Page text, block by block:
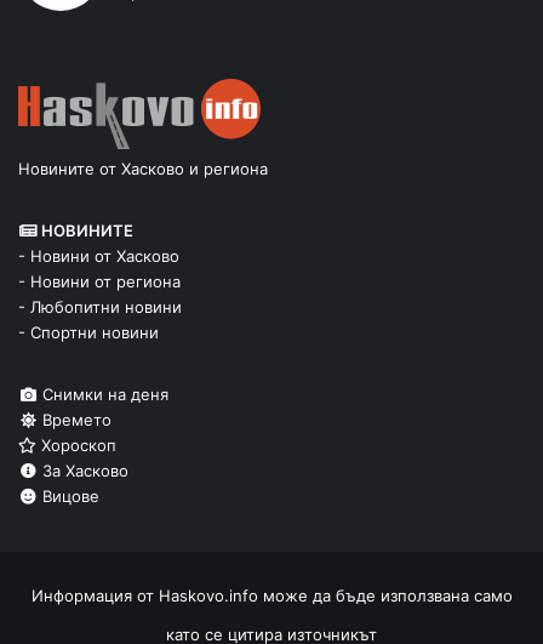
Новините от Хасково и региона
НОВИНИТЕ
- Новини от Хасково
- Новини от региона
- Любопитни новини
- Спортни новини
Снимки на деня
Времето
Хороскоп
За Хасково
Вицове
Информация от Haskovo.info може да бъде използвана само
като се цитира източникът